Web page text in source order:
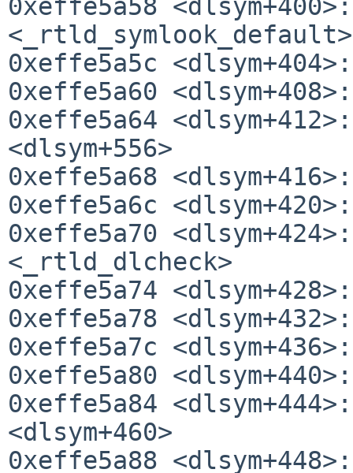
0xeffe5a58
<_rtld_symlook_default>
0xeffe5a5c
0xeffe5a60
0xeffe5a64
<dlsym+556>
0xeffe5a68
0xeffe5a6c
0xeffe5a70
<_rtld_dlcheck>
0xeffe5a74
0xeffe5a78
0xeffe5a7c
0xeffe5a80
0xeffe5a84
<dlsym+460>
0xeffe5a88